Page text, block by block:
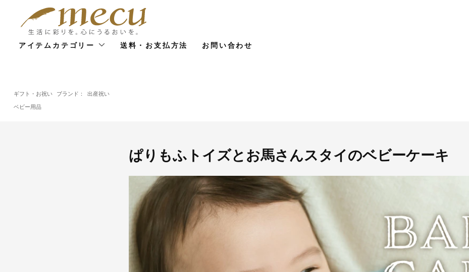
アイテムカテゴリー 送料・お支払方法 お問い合わせ
ギフト・お祝い ブランド： 出産祝い
ベビー用品
ぱりもふトイズとお馬さんスタイのベビーケーキ